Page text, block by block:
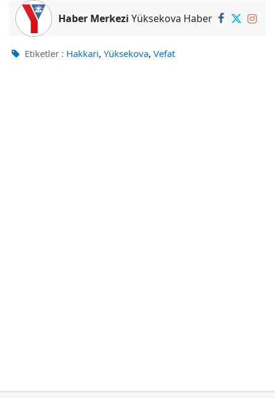
Haber Merkezi Yüksekova Haber
Etiketler : Hakkari, Yüksekova, Vefat